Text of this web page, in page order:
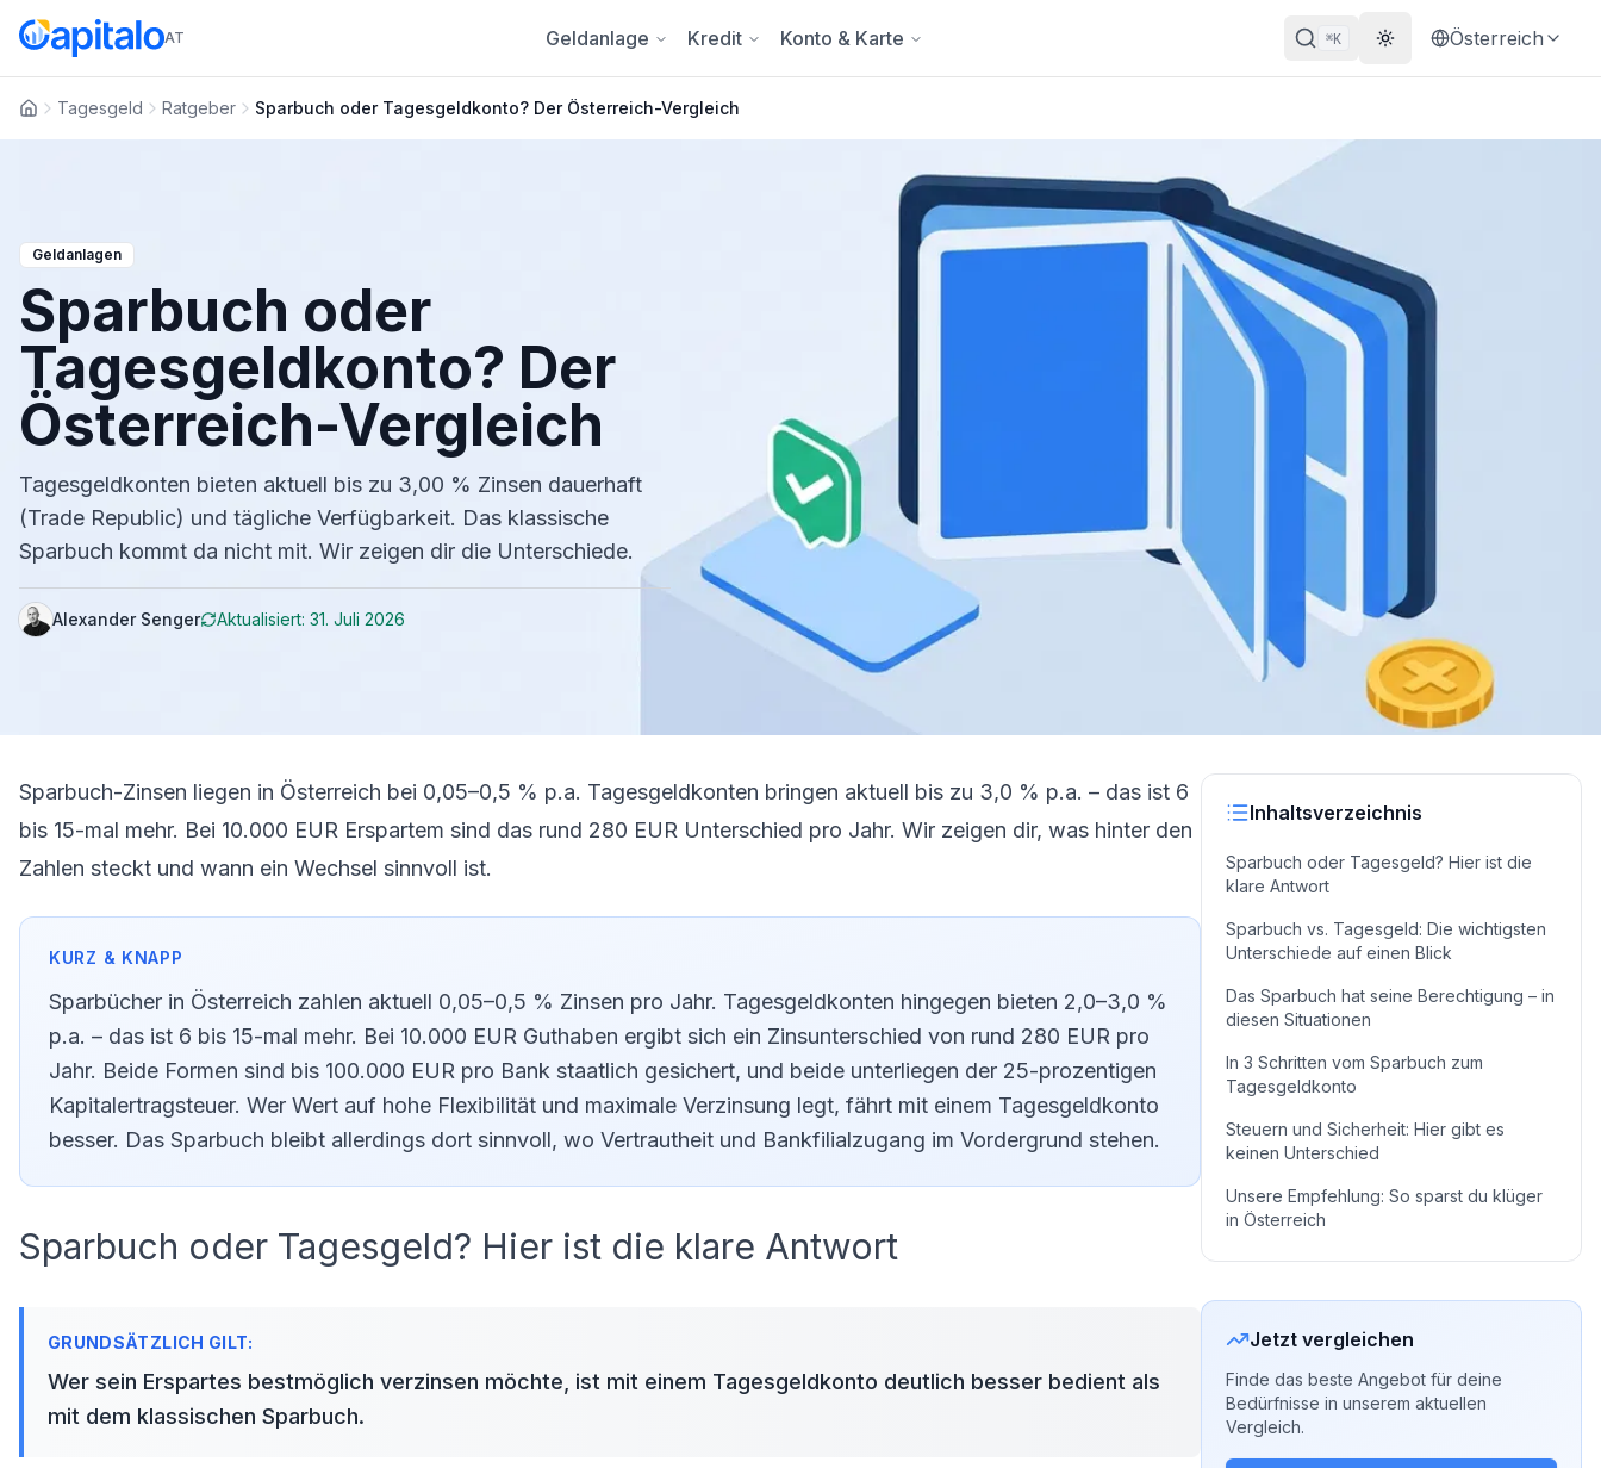
AT Geldanlage Kredit Konto & Karte ⌘K Theme wechseln
Österreich
Tagesgeld Ratgeber Sparbuch oder Tagesgeldkonto? Der Österreich-Vergleich
Geldanlagen
Sparbuch oder
Tagesgeldkonto? Der
Österreich-Vergleich
Tagesgeldkonten bieten aktuell bis zu 3,00 % Zinsen dauerhaft
(Trade Republic) und tägliche Verfügbarkeit. Das klassische
Sparbuch kommt da nicht mit. Wir zeigen dir die Unterschiede.
Alexander Senger Aktualisiert: 31. Juli 2026
Sparbuch-Zinsen liegen in Österreich bei 0,05–0,5 % p.a. Tagesgeldkonten bringen aktuell bis zu 3,0 % p.a. – das ist 6
bis 15-mal mehr. Bei 10.000 EUR Erspartem sind das rund 280 EUR Unterschied pro Jahr. Wir zeigen dir, was hinter den
Zahlen steckt und wann ein Wechsel sinnvoll ist.
Sparbücher in Österreich zahlen aktuell 0,05–0,5 % Zinsen pro Jahr. Tagesgeldkonten hingegen bieten 2,0–3,0 %
p.a. – das ist 6 bis 15-mal mehr. Bei 10.000 EUR Guthaben ergibt sich ein Zinsunterschied von rund 280 EUR pro
Jahr. Beide Formen sind bis 100.000 EUR pro Bank staatlich gesichert, und beide unterliegen der 25-prozentigen
Kapitalertragsteuer. Wer Wert auf hohe Flexibilität und maximale Verzinsung legt, fährt mit einem Tagesgeldkonto
besser. Das Sparbuch bleibt allerdings dort sinnvoll, wo Vertrautheit und Bankfilialzugang im Vordergrund stehen.
Sparbuch oder Tagesgeld? Hier ist die klare Antwort
Wer sein Erspartes bestmöglich verzinsen möchte, ist mit einem Tagesgeldkonto deutlich besser bedient als
mit dem klassischen Sparbuch.
Inhaltsverzeichnis
Sparbuch oder Tagesgeld? Hier ist die
klare Antwort
Sparbuch vs. Tagesgeld: Die wichtigsten
Unterschiede auf einen Blick
Das Sparbuch hat seine Berechtigung – in
diesen Situationen
In 3 Schritten vom Sparbuch zum
Tagesgeldkonto
Steuern und Sicherheit: Hier gibt es
keinen Unterschied
Unsere Empfehlung: So sparst du klüger
in Österreich
Jetzt vergleichen
Finde das beste Angebot für deine
Bedürfnisse in unserem aktuellen
Vergleich.